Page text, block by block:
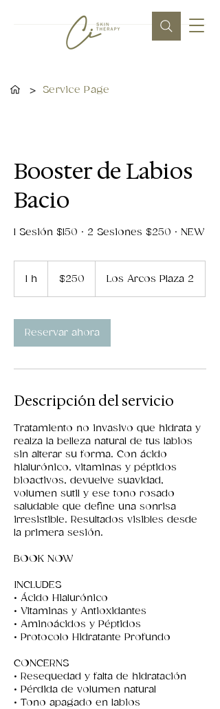
> Service Page
Booster de Labios
Bacio
1 Sesión $150 · 2 Sesiones $250 · NEW
1 h
estadounidenses
$250 Los Arcos Plaza 2
Reservar ahora
Descripción del servicio
Tratamiento no invasivo que hidrata y
realza la belleza natural de tus labios
sin alterar su forma. Con ácido
hialurónico, vitaminas y péptidos
bioactivos, devuelve suavidad,
volumen sutil y ese tono rosado
saludable que define una sonrisa
irresistible. Resultados visibles desde
la primera sesión.
BOOK NOW
INCLUDES
• Ácido Hialurónico
• Vitaminas y Antioxidantes
• Aminoácidos y Péptidos
• Protocolo Hidratante Profundo
CONCERNS
• Resequedad y falta de hidratación
• Pérdida de volumen natural
• Tono apagado en labios